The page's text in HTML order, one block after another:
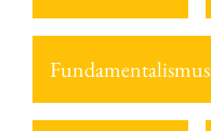
Fundamentalismus